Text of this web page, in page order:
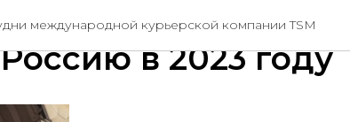
международной курьерской компании TSM
доставки
в 2023 году